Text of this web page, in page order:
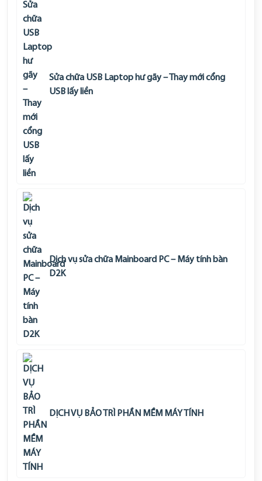
Sửa chữa USB Laptop hư gãy – Thay mới cổng
USB lấy liền
Dịch vụ sửa chữa Mainboard PC – Máy tính bàn
D2K
DỊCH VỤ BẢO TRÌ PHẦN MỀM MÁY TÍNH